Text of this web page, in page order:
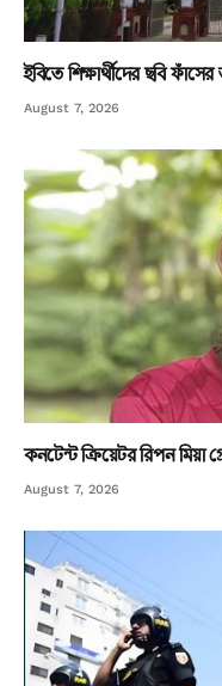
ইবিতে শিক্ষার্থীদের ছবি
August 7, 2026
কনটেন্ট ক্রিয়েটর রিপন মিয়া
August 7, 2026